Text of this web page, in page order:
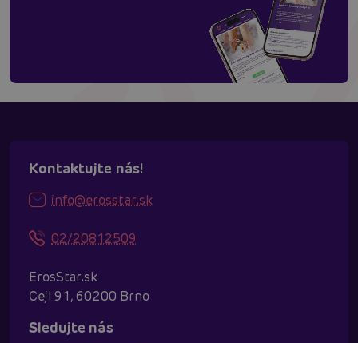
Kontaktujte nás!
info@erosstar.sk
02/20812509
ErosStar.sk
Cejl 91, 60200 Brno
Sledujte nás